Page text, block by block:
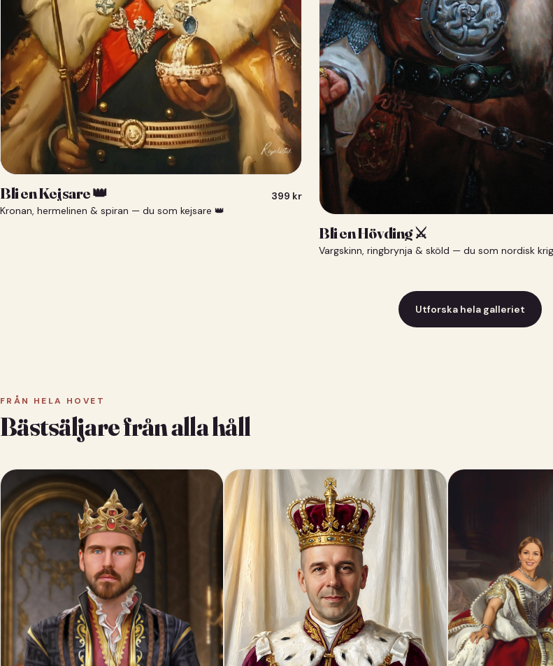
Bli en Kejsare 👑
Kronan, hermelinen & spiran — du som kejsare 👑
399 kr
Bli en Hövding ⚔️
Utforska hela galleriet
FRÅN HELA HOVET
Bästsäljare från alla håll